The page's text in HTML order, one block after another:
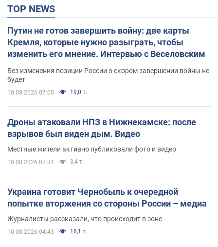
TOP NEWS
Путин не готов завершить войну: две карты
Кремля, которые нужно разыграть, чтобы
изменить его мнение. Интервью с Веселовским
Без изменения позиции России о скором завершении войны не
будет
10.08.2026 07:00 19,0 т.
Дроны атаковали НПЗ в Нижнекамске: после
взрывов был виден дым. Видео
Местные жители активно публиковали фото и видео
10.08.2026 07:34 3,4 т.
Украина готовит Чернобыль к очередной
попытке вторжения со стороны России – медиа
Журналисты рассказали, что происходит в зоне
10.08.2026 04:43 16,1 т.